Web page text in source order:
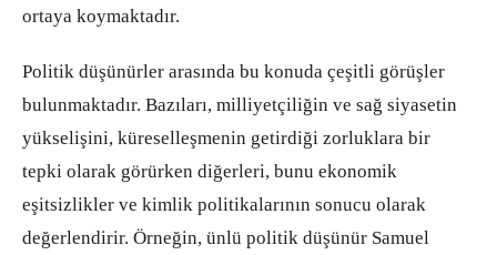
ortaya koymaktadır.
Politik düşünürler arasında bu konuda çeşitli görüşler
bulunmaktadır. Bazıları, milliyetçiliğin ve sağ siyasetin
yükselişini, küreselleşmenin getirdiği zorluklara bir
tepki olarak görürken diğerleri, bunu ekonomik
eşitsizlikler ve kimlik politikalarının sonucu olarak
değerlendirir. Örneğin, ünlü politik düşünür Samuel